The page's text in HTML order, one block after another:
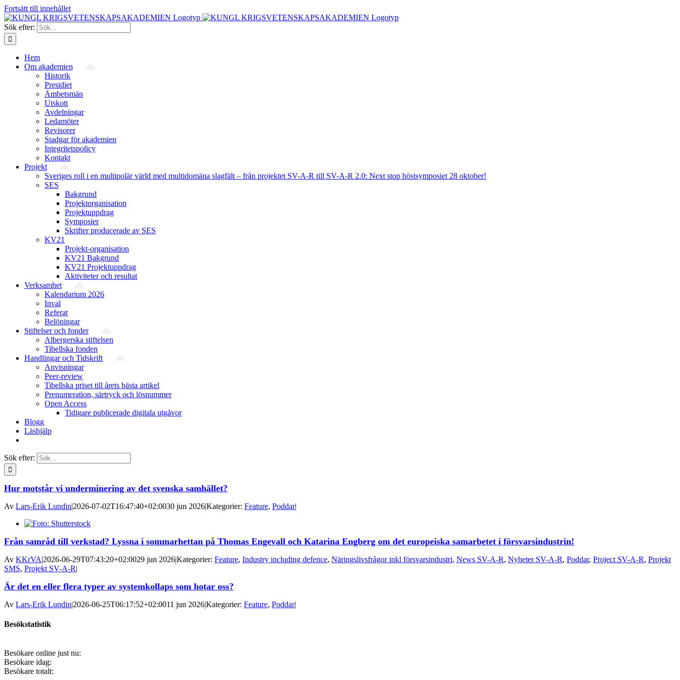
Fortsätt till innehållet
Sök efter:
Hem
Om akademien
Historik
Presidiet
Ämbetsmän
Utskott
Avdelningar
Ledamöter
Revisorer
Stadgar för akademien
Integritetspolicy
Kontakt
Projekt
Sveriges roll i en multipolär värld med multidomäna slagfält – från projektet SV-A-R till SV-A-R 2.0: Next stop höstsymposiet 28 oktober!
SES
Bakgrund
Projekt­organisation
Projektuppdrag
Symposier
Skrifter producerade av SES
KV21
Projekt-organisation
KV21 Bakgrund
KV21 Projektuppdrag
Aktiviteter och resultat
Verksamhet
Kalendarium 2026
Inval
Referat
Belöningar
Stiftelser och fonder
Albergerska stiftelsen
Tibellska fonden
Handlingar och Tidskrift
Anvisningar
Peer-review
Tibellska priset till årets bästa artikel
Prenumeration, särtryck och lösnummer
Open Access
Tidigare publicerade digitala utgåvor
Blogg
Läshjälp
Sök efter:
Hur motstår vi underminering av det svenska samhället?
Av Lars-Erik Lundin|2026-07-02T16:47:40+02:0030 jun 2026|Kategorier: Feature, Poddar|
Från samråd till verkstad? Lyssna i sommarhettan på Thomas Engevall och Katarina Engberg om det europeiska samarbetet i försvarsindustrin!
Av KKrVA|2026-06-29T07:43:20+02:0029 jun 2026|Kategorier: Feature, Industry including defence, Näringslivsfrågor inkl försvarsindustri, News SV-A-R, Nyheter SV-A-R, Poddar, Project SV-A-R, Projekt
SMS, Projekt SV-A-R|
Är det en eller flera typer av systemkollaps som hotar oss?
Av Lars-Erik Lundin|2026-06-25T06:17:52+02:0011 jun 2026|Kategorier: Feature, Poddar|
Besökstatistik
Besökare online just nu:
Besökare idag:
Besökare totalt: